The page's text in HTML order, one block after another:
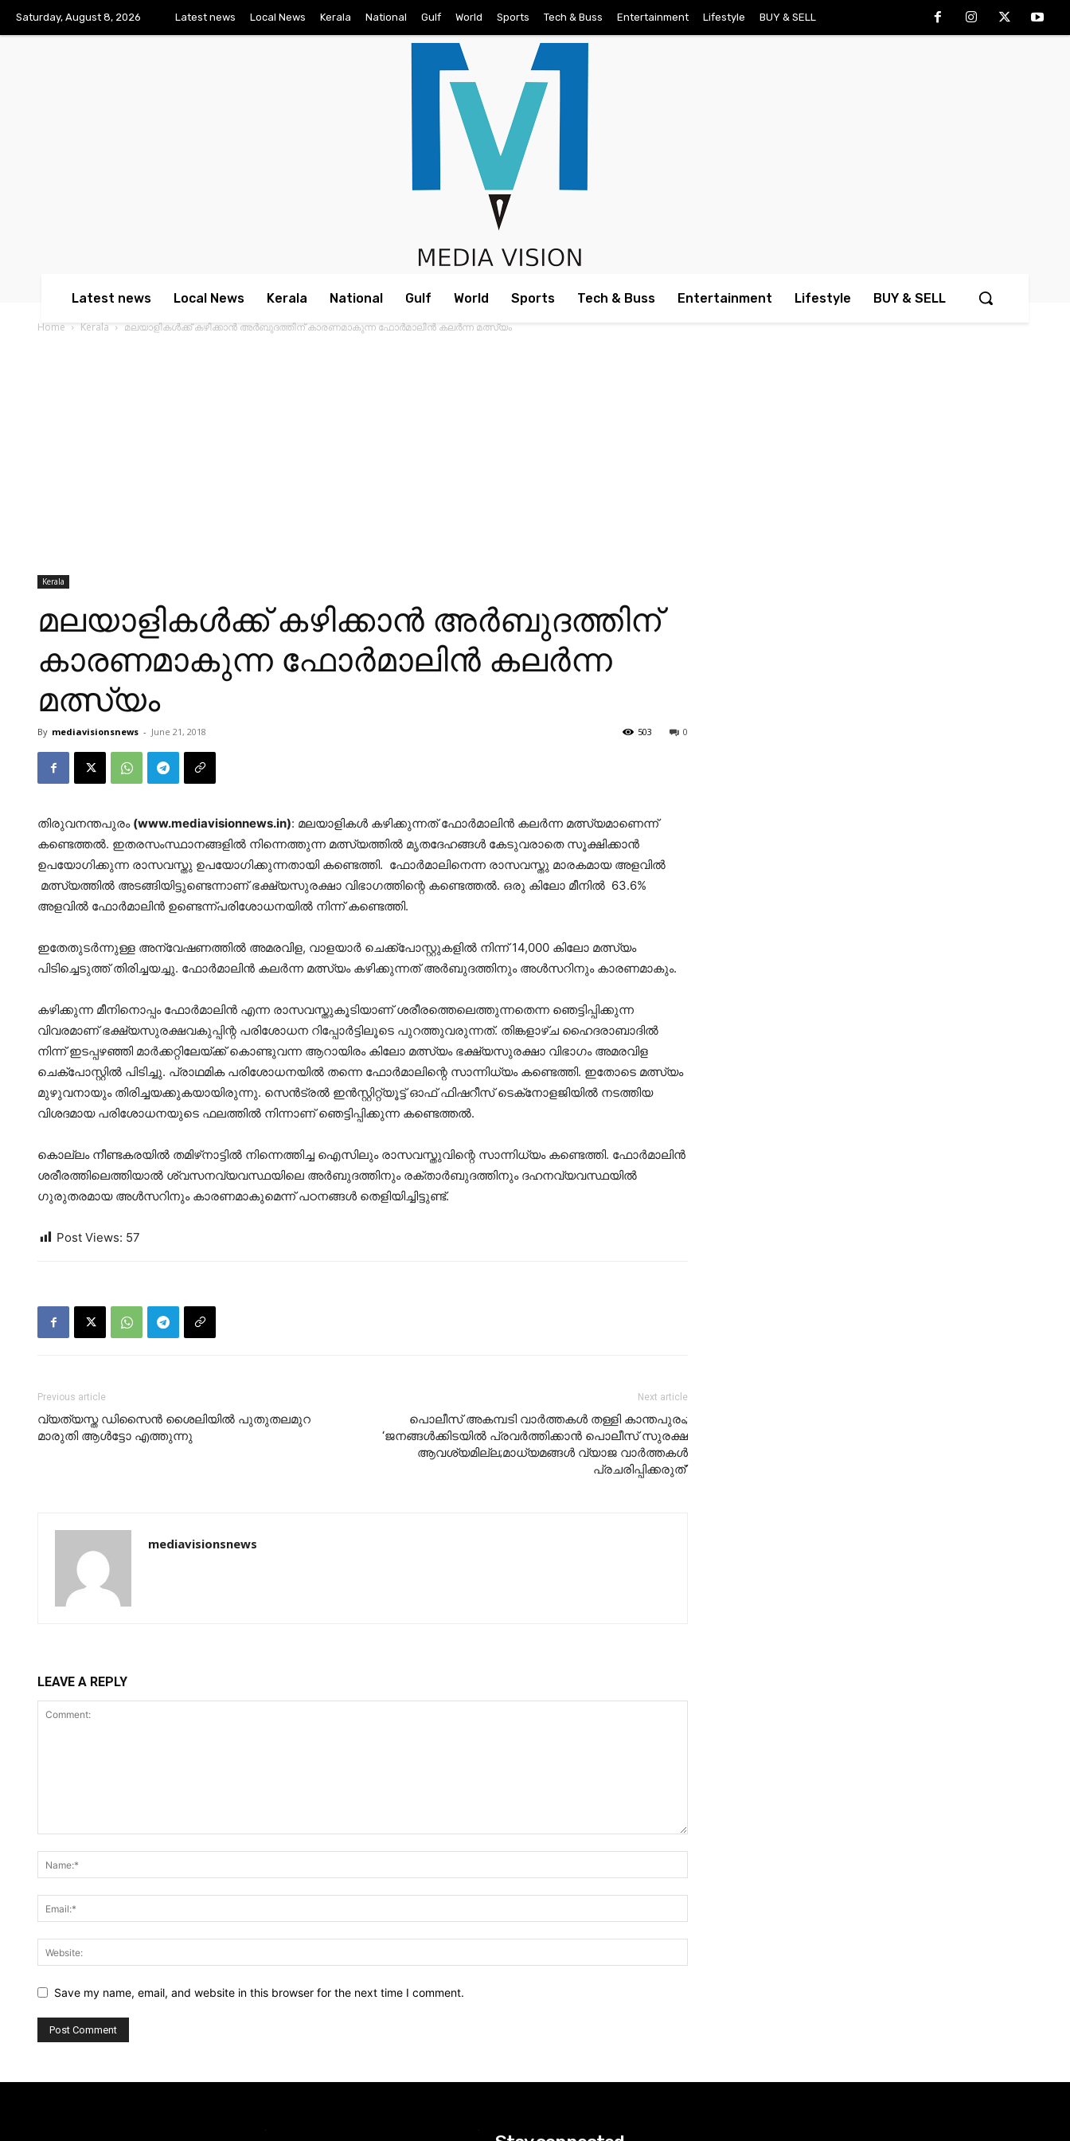
Saturday, August 8, 2026 Latest news Local News Kerala National Gulf World Sports Tech & Buss Entertainment Lifestyle BUY & SELL
Latest news Local News Kerala National Gulf World Sports Tech & Buss Entertainment Lifestyle BUY & SELL
Home Kerala മലയാളികള്‍ക്ക് കഴിക്കാന്‍ അര്‍ബുദത്തിന് കാരണമാകുന്ന ഫോര്‍മാലിന്‍ കലര്‍ന്ന മത്സ്യം
Kerala
മലയാളികള്‍ക്ക് കഴിക്കാന്‍ അര്‍ബുദത്തിന്
കാരണമാകുന്ന ഫോര്‍മാലിന്‍ കലര്‍ന്ന
മത്സ്യം
By mediavisionsnews - June 21, 2018 0
503
തി​രു​വ​ന​ന്ത​പു​രം (www.mediavisionnews.in): മലയാളികള്‍ കഴിക്കുന്നത് ഫോര്‍മാലിന്‍ കലര്‍ന്ന മത്സ്യമാണെന്ന്
കണ്ടെത്തല്‍. ഇതരസംസ്ഥാനങ്ങളില്‍ നിന്നെത്തുന്ന മത്സ്യത്തില്‍ മൃതദേഹങ്ങള്‍ കേടുവരാതെ സൂക്ഷിക്കാന്‍
ഉപയോഗിക്കുന്ന രാസവസ്തു ഉപയോഗിക്കുന്നതായി കണ്ടെത്തി. ഫോര്‍മാലിനെന്ന രാസവസ്തു മാരകമായ അളവില്‍
മത്സ്യത്തില്‍ അടങ്ങിയിട്ടുണ്ടെന്നാണ് ഭക്ഷ്യസുരക്ഷാ വിഭാഗത്തിന്റെ കണ്ടെത്തല്‍. ഒരു കിലോ മീനില്‍ 63.6%
അളവില്‍ ഫോര്‍മാലിന്‍ ഉണ്ടെന്ന്പരിശോധനയില്‍ നിന്ന് കണ്ടെത്തി.
ഇതേതുടര്‍ന്നുള്ള അന്വേഷണത്തില്‍ അമരവിള, വാളയാര്‍ ചെക്ക്‌പോസ്റ്റുകളില്‍ നിന്ന് 14,000 കിലോ മത്സ്യം
പിടിച്ചെടുത്ത് തിരിച്ചയച്ചു. ഫോര്‍മാലിന്‍ കലര്‍ന്ന മത്സ്യം കഴിക്കുന്നത് അര്‍ബുദത്തിനും അള്‍സറിനും കാരണമാകും.
കഴിക്കുന്ന മീനിനൊപ്പം ഫോര്‍മാലിന്‍ എന്ന രാസവസ്തുകൂടിയാണ് ശരീരത്തെലെത്തുന്നതെന്ന ഞെട്ടിപ്പിക്കുന്ന
വിവരമാണ് ഭക്ഷ്യസുരക്ഷവകുപ്പിന്റ പരിശോധന റിപ്പോര്‍ട്ടിലൂടെ പുറത്തുവരുന്നത്. തിങ്കളാഴ്ച ഹൈദരാബാദില്‍
നിന്ന് ഇടപ്പഴഞ്ഞി മാര്‍ക്കറ്റിലേയ്ക്ക് കൊണ്ടുവന്ന ആറായിരം കിലോ മത്സ്യം ഭക്ഷ്യസുരക്ഷാ വിഭാഗം അമരവിള
ചെക്‌പോസ്റ്റില്‍ പിടിച്ചു. പ്രാഥമിക പരിശോധനയില്‍ തന്നെ ഫോര്‍മാലിന്റെ സാന്നിധ്യം കണ്ടെത്തി. ഇതോടെ മത്സ്യം
മുഴുവനായും തിരിച്ചയക്കുകയായിരുന്നു. സെന്‍ട്രല്‍ ഇന്‍സ്റ്റിറ്റ്യൂട്ട് ഓഫ് ഫിഷറീസ് ടെക്‌നോളജിയില്‍ നടത്തിയ
വിശദമായ പരിശോധനയുടെ ഫലത്തില്‍ നിന്നാണ് ഞെട്ടിപ്പിക്കുന്ന കണ്ടെത്തല്‍.
കൊല്ലം നീണ്ടകരയില്‍ തമിഴ്‌നാട്ടില്‍ നിന്നെത്തിച്ച ഐസിലും രാസവസ്തുവിന്റെ സാന്നിധ്യം കണ്ടെത്തി. ഫോര്‍മാലിന്‍
ശരീരത്തിലെത്തിയാല്‍ ശ്വസനവ്യവസ്ഥയിലെ അര്‍ബുദത്തിനും രക്താര്‍ബുദത്തിനും ദഹനവ്യവസ്ഥയില്‍
ഗുരുതരമായ അള്‍സറിനും കാരണമാകുമെന്ന് പഠനങ്ങള്‍ തെളിയിച്ചിട്ടുണ്ട്.
Post Views: 57
Previous article
വ്യത്യസ്ത ഡിസൈന്‍ ശൈലിയില്‍ പുതുതലമുറ
മാരുതി ആള്‍ട്ടോ എത്തുന്നു
Next article
പൊലീസ് അകമ്പടി വാര്‍ത്തകള്‍ തള്ളി കാന്തപുരം;
‘ജനങ്ങള്‍ക്കിടയില്‍ പ്രവര്‍ത്തിക്കാന്‍ പൊലീസ് സുരക്ഷ
ആവശ്യമില്ല;മാധ്യമങ്ങള്‍ വ്യാജ വാര്‍ത്തകള്‍
പ്രചരിപ്പിക്കരുത്’
mediavisionsnews
LEAVE A REPLY
Save my name, email, and website in this browser for the next time I comment.